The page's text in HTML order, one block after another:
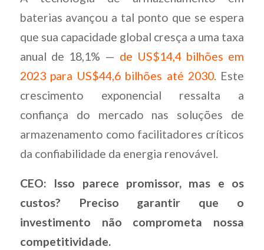
baterias avançou a tal ponto que se espera
que sua capacidade global cresça a uma taxa
anual de 18,1% — de US$14,4 bilhões em
2023 para US$44,6 bilhões até 2030. Este
crescimento exponencial ressalta a
confiança do mercado nas soluções de
armazenamento como facilitadores críticos
da confiabilidade da energia renovável.
CEO: Isso parece promissor, mas e os
custos? Preciso garantir que o
investimento não comprometa nossa
competitividade.